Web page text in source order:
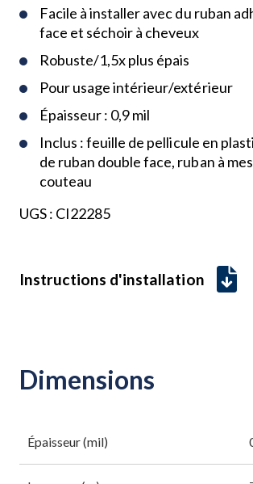
Facile à installer avec du ruban
face et séchoir à cheveux
Robuste/1,5x plus épais
Pour usage intérieur/extérieur
Épaisseur : 0,9 mil
Inclus : feuille de pellicule en
de ruban double face, ruban à
couteau
UGS : CI22285
Instructions d'installation
Dimensions
Épaisseur (mil)